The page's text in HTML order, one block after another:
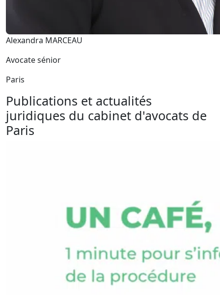
Alexandra MARCEAU
Avocate sénior
Paris
Publications et actualités
juridiques du cabinet d'avocats de
Paris